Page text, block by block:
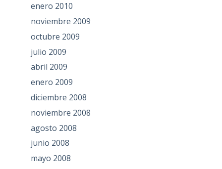
enero 2010
noviembre 2009
octubre 2009
julio 2009
abril 2009
enero 2009
diciembre 2008
noviembre 2008
agosto 2008
junio 2008
mayo 2008